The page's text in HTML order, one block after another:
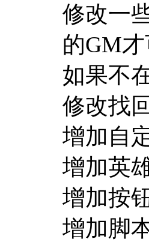
修改一
的GM
如果不
修改找
增加自
增加英
增加按
增加脚